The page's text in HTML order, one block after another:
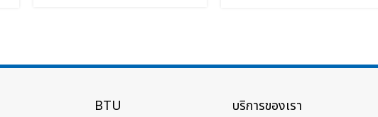
BTU บริการของเรา